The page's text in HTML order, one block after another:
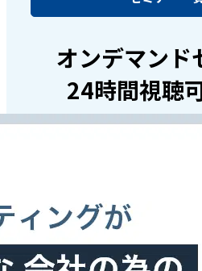
オンデマンド
24時間視聴